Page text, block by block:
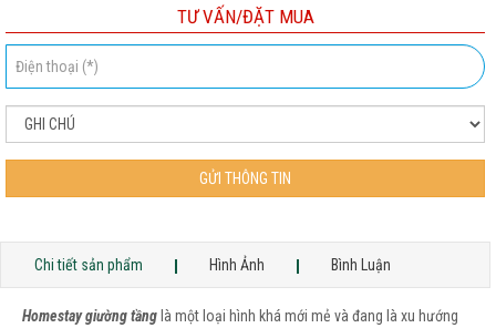
TƯ VẤN/ĐẶT MUA
GỬI THÔNG TIN
Chi tiết sản phẩm Hình Ảnh Bình Luận
Homestay giường tầng là một loại hình khá mới mẻ và đang là xu hướng